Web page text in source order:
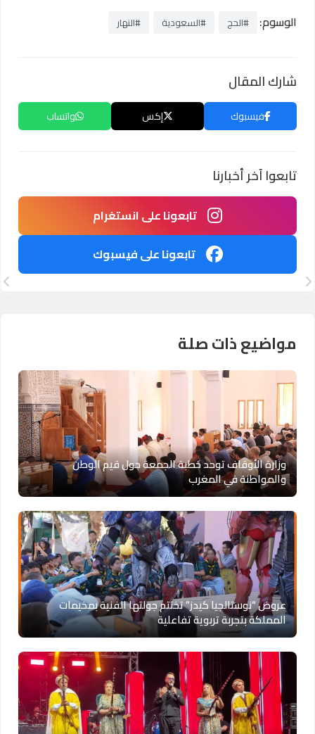
الوسوم: #الحج #السعودية #النهار
شارك المقال
فيسبوك إكس واتساب
تابعوا آخر أخبارنا
تابعونا على انستغرام
تابعونا على فيسبوك
مواضيع ذات صلة
وزارة الأوقاف توحد خطبة الجمعة حول قيم الوطن
والمواطنة في المغرب
عروض “نوستالجيا كيدز” تختتم جولتها الفنية بمخيمات
المملكة بتجربة تربوية تفاعلية